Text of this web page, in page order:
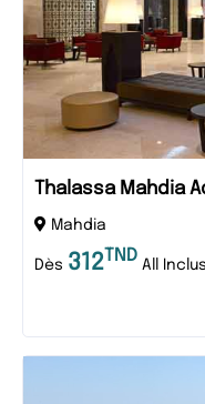
Thalassa Mahdia
Mahdia
Dès 312 TND All